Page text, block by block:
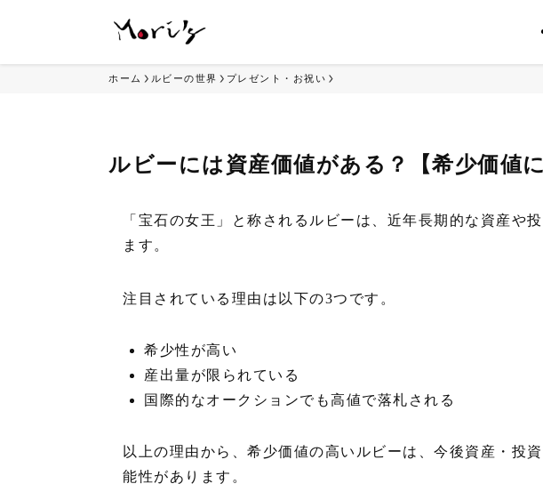
ホーム ルビーの世界 プレゼント・お祝い
ルビーには資産価値がある？【希少価値
「宝石の女王」と称されるルビーは、近年長期的な資産や
ます。
注目されている理由は以下の3つです。
希少性が高い
産出量が限られている
国際的なオークションでも高値で落札される
以上の理由から、希少価値の高いルビーは、今後資産・投
能性があります。